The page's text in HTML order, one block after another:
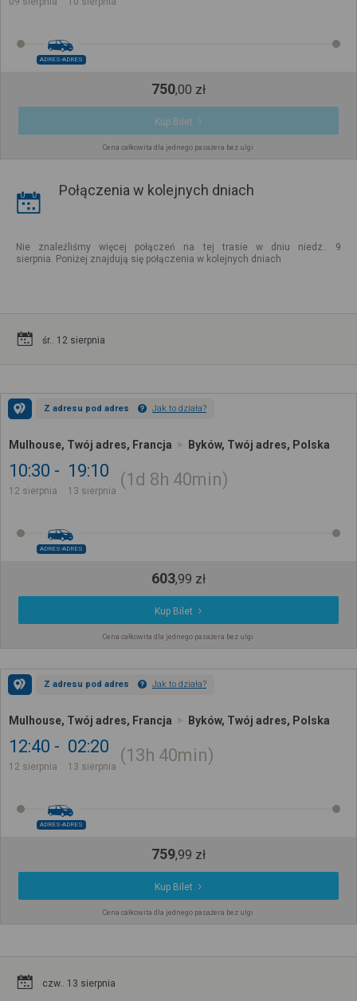
ADRES-ADRES
750,00 zł
Kup Bilet
Cena całkowita dla jednego pasażera bez ulgi
Połączenia w kolejnych dniach
Nie znaleźliśmy więcej połączeń na tej trasie w dniu niedz.. 9
sierpnia. Poniżej znajdują się połączenia w kolejnych dniach
śr.. 12 sierpnia
Z adresu pod adres Jak to działa?
Mulhouse, Twój adres, Francja Byków, Twój adres, Polska
10:30
12 sierpnia
19:10
13 sierpnia
1d 8h 40min
ADRES-ADRES
603,99 zł
Kup Bilet
Cena całkowita dla jednego pasażera bez ulgi
Z adresu pod adres Jak to działa?
Mulhouse, Twój adres, Francja Byków, Twój adres, Polska
12:40
12 sierpnia
02:20
13 sierpnia
13h 40min
ADRES-ADRES
759,99 zł
Kup Bilet
Cena całkowita dla jednego pasażera bez ulgi
czw.. 13 sierpnia